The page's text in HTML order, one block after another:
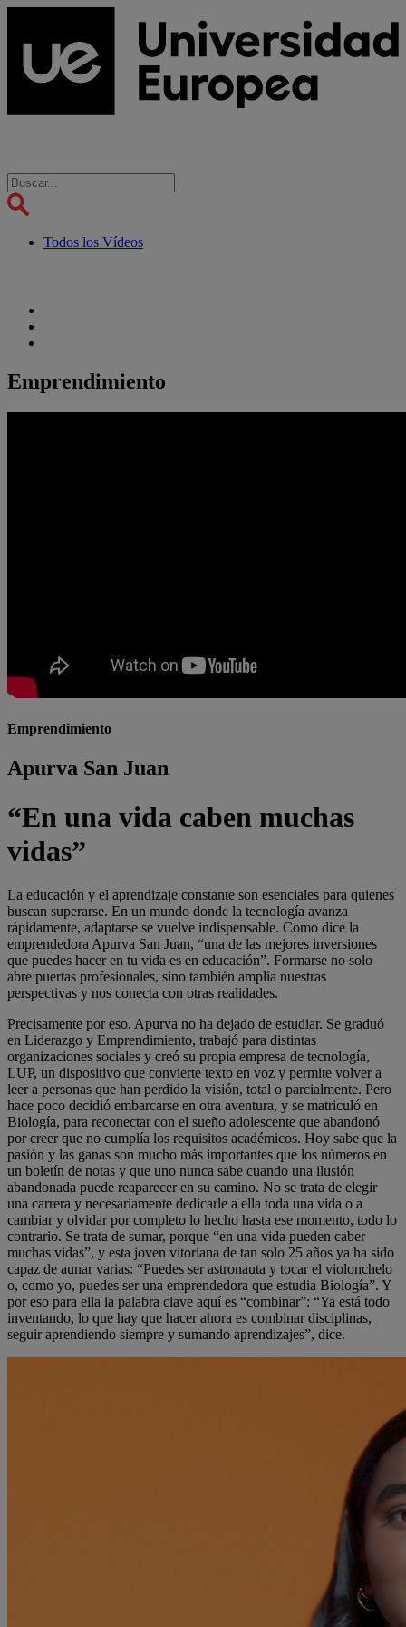
Todos los Vídeos
Emprendimiento
Emprendimiento
Apurva San Juan
“En una vida caben muchas
vidas”
La educación y el aprendizaje constante son esenciales para quienes
buscan superarse. En un mundo donde la tecnología avanza
rápidamente, adaptarse se vuelve indispensable. Como dice la
emprendedora Apurva San Juan, “una de las mejores inversiones
que puedes hacer en tu vida es en educación”. Formarse no solo
abre puertas profesionales, sino también amplía nuestras
perspectivas y nos conecta con otras realidades.
Precisamente por eso, Apurva no ha dejado de estudiar. Se graduó
en Liderazgo y Emprendimiento, trabajó para distintas
organizaciones sociales y creó su propia empresa de tecnología,
LUP, un dispositivo que convierte texto en voz y permite volver a
leer a personas que han perdido la visión, total o parcialmente. Pero
hace poco decidió embarcarse en otra aventura, y se matriculó en
Biología, para reconectar con el sueño adolescente que abandonó
por creer que no cumplía los requisitos académicos. Hoy sabe que la
pasión y las ganas son mucho más importantes que los números en
un boletín de notas y que uno nunca sabe cuando una ilusión
abandonada puede reaparecer en su camino. No se trata de elegir
una carrera y necesariamente dedicarle a ella toda una vida o a
cambiar y olvidar por completo lo hecho hasta ese momento, todo lo
contrario. Se trata de sumar, porque “en una vida pueden caber
muchas vidas”, y esta joven vitoriana de tan solo 25 años ya ha sido
capaz de aunar varias: “Puedes ser astronauta y tocar el violonchelo
o, como yo, puedes ser una emprendedora que estudia Biología”. Y
por eso para ella la palabra clave aquí es “combinar”: “Ya está todo
inventando, lo que hay que hacer ahora es combinar disciplinas,
seguir aprendiendo siempre y sumando aprendizajes”, dice.